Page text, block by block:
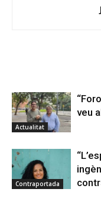
Actualitat
veu
Contraportada